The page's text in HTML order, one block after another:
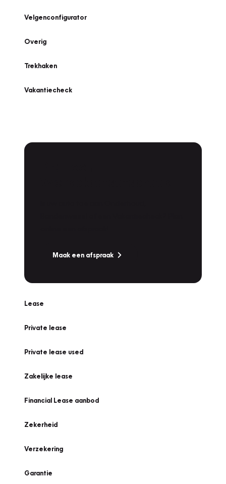
Velgenconfigurator
Overig
Trekhaken
Vakantiecheck
Maak een afspraak
Lease
Private lease
Private lease used
Zakelijke lease
Financial Lease aanbod
Zekerheid
Verzekering
Garantie